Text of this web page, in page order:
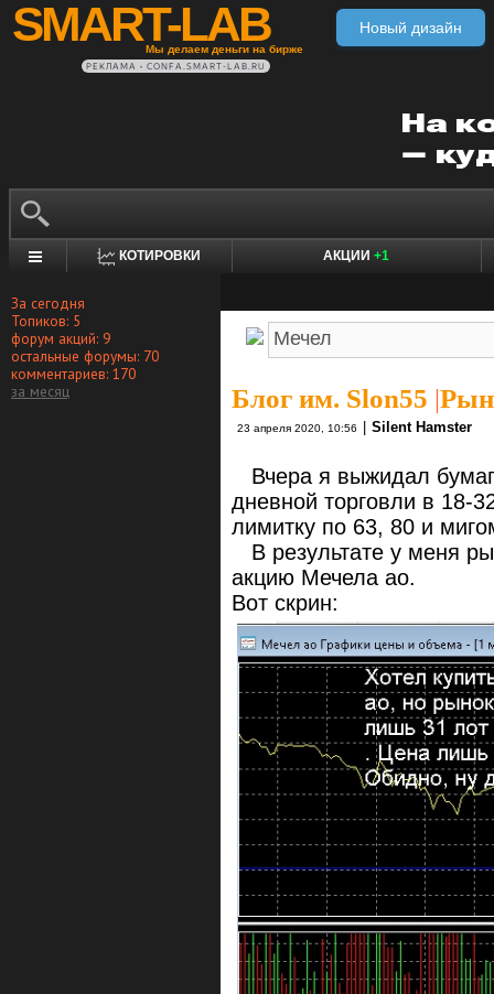
SMART-LAB
Мы делаем деньги на бирже
Новый дизайн
РЕКЛАМА • CONFA.SMART-LAB.RU
КОТИРОВКИ АКЦИИ +1
За сегодня
Топиков: 5
форум акций: 9
остальные форумы: 70
комментариев: 170
за месяц
Блог им. Slon55 |
23 апреля 2020, 10:56 Silent Hamster
Вчера я выжидал
дневной торговли в 18-
лимитку по 63, 80 и
В результате у меня
акцию Мечела ао.
Вот скрин: